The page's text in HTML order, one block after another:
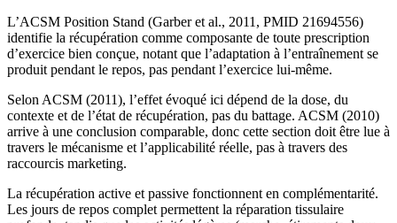
L’ACSM Position Stand (Garber et al., 2011, PMID 21694556)
identifie la récupération comme composante de toute prescription
d’exercice bien conçue, notant que l’adaptation à l’entraînement se
produit pendant le repos, pas pendant l’exercice lui-même.
Selon ACSM (2011), l’effet évoqué ici dépend de la dose, du
contexte et de l’état de récupération, pas du battage. ACSM (2010)
arrive à une conclusion comparable, donc cette section doit être lue à
travers le mécanisme et l’applicabilité réelle, pas à travers des
raccourcis marketing.
La récupération active et passive fonctionnent en complémentarité.
Les jours de repos complet permettent la réparation tissulaire